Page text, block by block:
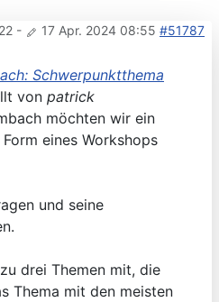
- 17 Apr. 2024 08:55 #51787
Schwerpunktthema
von patrick
möchten wir ein
eines Workshops
und seine
drei Themen mit, die
Thema mit den meisten